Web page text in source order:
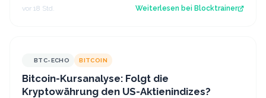
vor 18 Std. Weiterlesen bei Blocktrainer
BTC-ECHO BITCOIN
Bitcoin-Kursanalyse: Folgt die
Kryptowährung den US-Aktienindizes?